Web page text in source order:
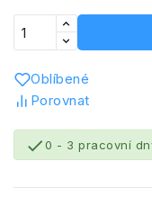
Oblíbené
Porovnat
0 - 3 pracovní